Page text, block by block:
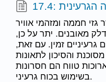
הגרעינית
גזי חממה ומזהמי אוויר
מאובנים. יתר על כן,
גרעיניים זמין. עם זאת,
והסיכון לתאונות
טווח הם חסרונות
בשימוש בכוח גרעיני.